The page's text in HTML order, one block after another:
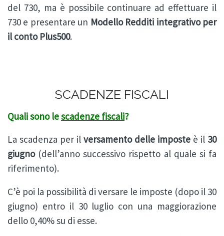
del 730, ma è possibile continuare ad effettuare il
730 e presentare un Modello Redditi integrativo per
il conto Plus500.
SCADENZE FISCALI
Quali sono lescadenze fiscali?
La scadenza per il versamento delle imposte è il 30
giugno(dell’anno successivo rispetto al quale si fa
riferimento).
C’è poi la possibilità di versare le imposte (dopo il 30
giugno) entro il 30 luglio con una maggiorazione
dello 0,40% su di esse.